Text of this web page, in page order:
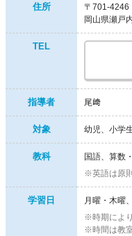
住所
〒701-4246
岡山県瀬戸
TEL
指導者 尾﨑
対象 幼児 小学
教科
国語、算数
※英語は原
学習日
月曜・木曜
※時期によ
※時間は教